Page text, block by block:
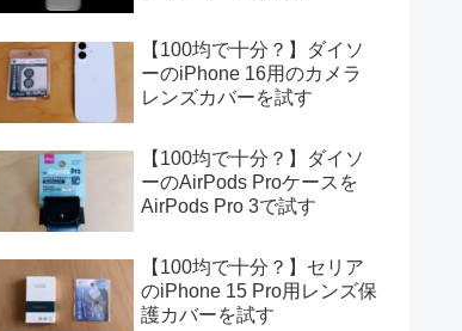
【100均で十分？】ダイソ
ーのiPhone 16用のカメラ
レンズカバーを試す
【100均で十分？】ダイソ
ーのAirPods Proケースを
AirPods Pro 3で試す
【100均で十分？】セリア
のiPhone 15 Pro用レンズ保
護カバーを試す